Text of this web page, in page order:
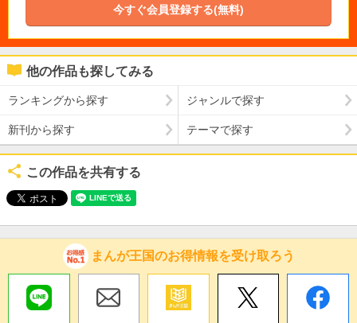
今すぐ会員登録する(無料)
他の作品も探してみる
ランキングから探す ジャンルで探す
新刊から探す テーマで探す
この作品を共有する
まんが王国のお得情報を受け取ろう